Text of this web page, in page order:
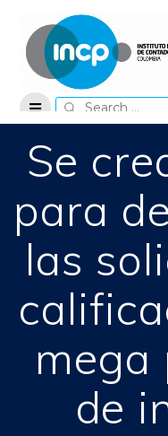
Search
for:
Se
para
las
mega
de